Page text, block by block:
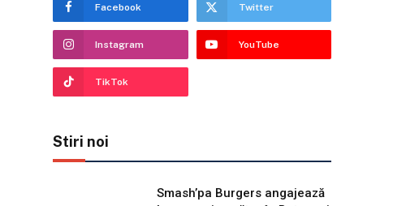
Facebook Twitter
Instagram YouTube
TikTok
Stiri noi
Smash’pa Burgers angajează